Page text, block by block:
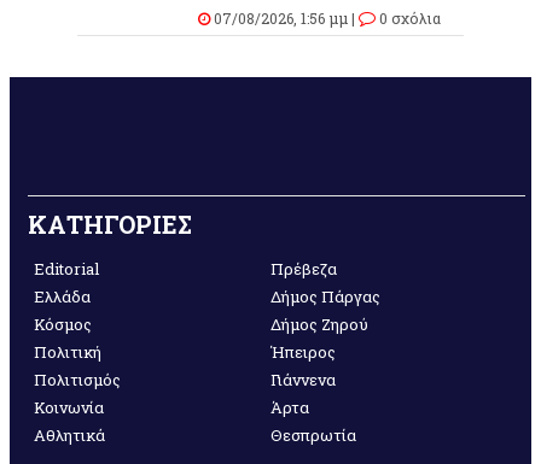
07/08/2026, 1:56 μμ | 0 σχόλια
ΚΑΤΗΓΟΡΙΕΣ
Editorial
Ελλάδα
Κόσμος
Πολιτική
Πολιτισμός
Κοινωνία
Αθλητικά
Πρέβεζα
Δήμος Πάργας
Δήμος Ζηρού
Ήπειρος
Γιάννενα
Άρτα
Θεσπρωτία